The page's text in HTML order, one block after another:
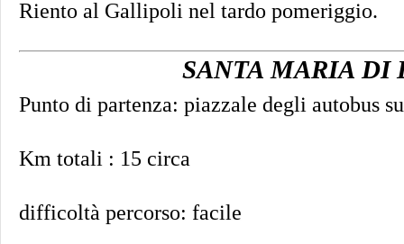
Riento al Gallipoli nel tardo pomeriggio.
SANTA MARIA DI
Punto di partenza: piazzale degli autobus
Km totali : 15 circa
difficoltà percorso: facile